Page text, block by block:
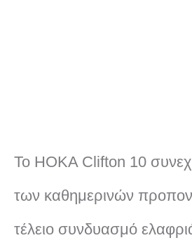
Το HOKA Clifton 10
των καθημερινών
τέλειο συνδυασμό